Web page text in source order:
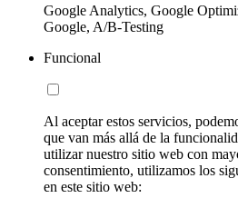
Google Analytics, Google
Google, A/B-Testing
Funcional
Al aceptar estos servicios,
que van más allá de la
utilizar nuestro sitio web con
consentimiento, utilizamos los
en este sitio web: